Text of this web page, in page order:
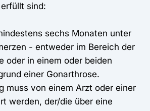
sind:
sechs Monaten unter
- entweder im Bereich der
oder in einem oder beiden
einer Gonarthrose.
muss von einem Arzt oder einer
werden, der/die über eine